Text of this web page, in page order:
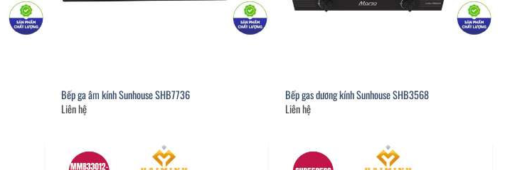
Bếp ga âm kính Sunhouse SHB7736
Liên hệ
Bếp gas dương kính Sunhouse SHB3568
Liên hệ